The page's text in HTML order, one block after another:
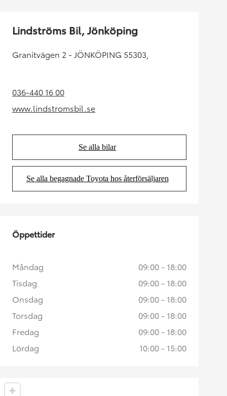
Lindströms Bil, Jönköping
Granitvägen 2 - JÖNKÖPING 55303,
036-440 16 00(Opens in new tab)
www.lindstromsbil.se
(Opens in new tab)
Se alla bilar
(Opens in new tab)
Se alla begagnade Toyota hos återförsäljaren
(Opens in new tab)
Öppettider
Måndag
09:00 - 18:00
Tisdag
09:00 - 18:00
Onsdag
09:00 - 18:00
Torsdag
09:00 - 18:00
Fredag
09:00 - 18:00
Lördag
10:00 - 15:00